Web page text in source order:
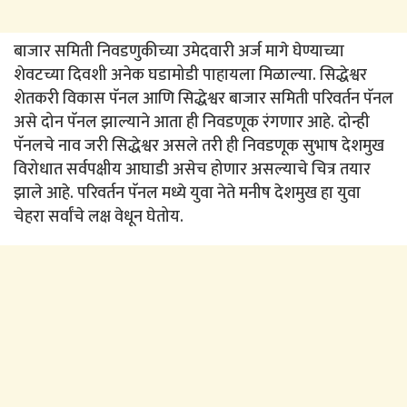
बाजार समिती निवडणुकीच्या उमेदवारी अर्ज मागे घेण्याच्या
शेवटच्या दिवशी अनेक घडामोडी पाहायला मिळाल्या. सिद्धेश्वर
शेतकरी विकास पॅनल आणि सिद्धेश्वर बाजार समिती परिवर्तन पॅनल
असे दोन पॅनल झाल्याने आता ही निवडणूक रंगणार आहे. दोन्ही
पॅनलचे नाव जरी सिद्धेश्वर असले तरी ही निवडणूक सुभाष देशमुख
विरोधात सर्वपक्षीय आघाडी असेच होणार असल्याचे चित्र तयार
झाले आहे. परिवर्तन पॅनल मध्ये युवा नेते मनीष देशमुख हा युवा
चेहरा सर्वांचे लक्ष वेधून घेतोय.